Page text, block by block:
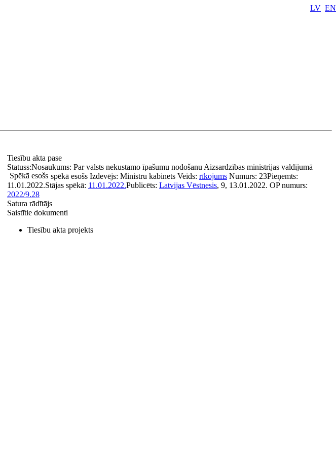
LV EN
Tiesību akta pase
Nosaukums: Par valsts nekustamo īpašumu nodošanu Aizsardzības ministrijas valdījumā
Statuss:
Spēkā esošs spēkā esošs Izdevējs: Ministru kabinets Veids: rīkojums Numurs: 23Pieņemts:
11.01.2022.Stājas spēkā: 11.01.2022.Publicēts: Latvijas Vēstnesis, 9, 13.01.2022. OP numurs:
2022/9.28
Satura rādītājs
Saistītie dokumenti
Tiesību akta projekts